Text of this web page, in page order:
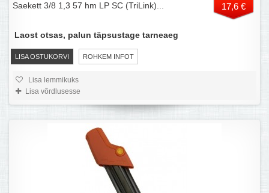
Saekett 3/8 1,3 57 hm LP SC (TriLink)... 17,6 €
LISA OSTUKORVI ROHKEM INFOT
Laost otsas, palun täpsustage tarneaeg
Lisa lemmikuks
Lisa võrdlusesse